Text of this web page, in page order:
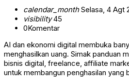
calendar_monthSelasa, 4 Agt
visibility45
0Komentar
AI dan ekonomi digital membuka
menghasilkan uang. Simak panduan
bisnis digital, freelance, affiliate
untuk membangun penghasilan yang